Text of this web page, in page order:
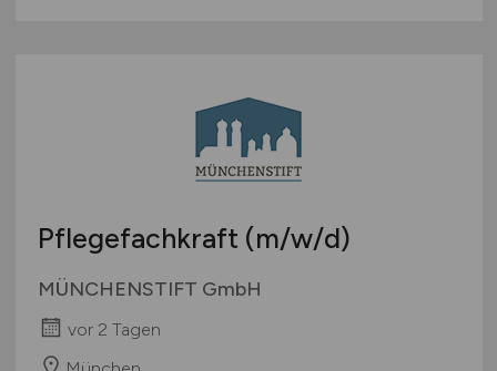
Pflegefachkraft (m/w/d)
MÜNCHENSTIFT GmbH
vor 2 Tagen